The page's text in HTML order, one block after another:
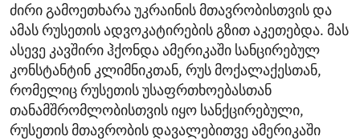
ძირი გამოეთხარა უკრაინის მთავრობისთვის და
ამას რუსეთის ადვოკატირების გზით აკეთებდა. მას
ასევე კავშირი ჰქონდა ამერიკაში სანცირებულ
კონსტანტინ კლიმნიკთან, რუს მოქალაქესთან,
რომელიც რუსეთის უსაფრთხოებასთან
თანამშრომლობისთვის იყო სანქცირებული,
რუსეთის მთავრობის დავალებითვე ამერიკაში